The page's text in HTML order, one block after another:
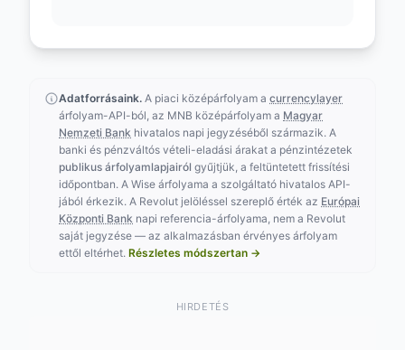
Adatforrásaink. A piaci középárfolyam a currencylayer
árfolyam-API-ból, az MNB középárfolyam a Magyar
Nemzeti Bank hivatalos napi jegyzéséből származik. A
banki és pénzváltós vételi-eladási árakat a pénzintézetek
publikus árfolyamlapjairól gyűjtjük, a feltüntetett frissítési
időpontban. A Wise árfolyama a szolgáltató hivatalos API-
jából érkezik. A Revolut jelöléssel szereplő érték az Európai
Központi Bank napi referencia-árfolyama, nem a Revolut
saját jegyzése — az alkalmazásban érvényes árfolyam
ettől eltérhet. Részletes módszertan →
HIRDETÉS